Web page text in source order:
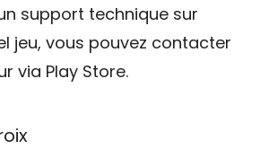
support technique sur
jeu, vous pouvez contacter
via Play Store.